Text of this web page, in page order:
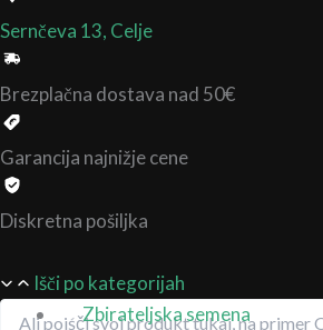
Sernčeva 13, Celje
Brezplačna dostava nad 50€
Garancija najnižje cene
Diskretna pošiljka
Išči po kategorijah
Zbirateljska semena